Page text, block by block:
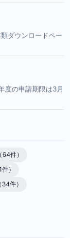
ダウンロードペー
度の申請期限は3月
件）
）
件）